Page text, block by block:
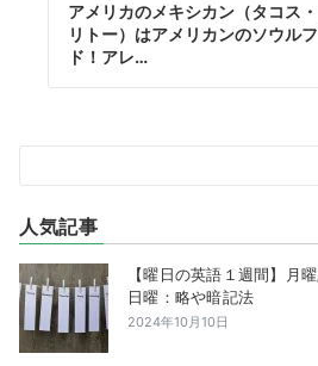
アメリカのメキシカン（タコス
リトー）はアメリカンのソウル
ド！アレ…
人気記事
【曜日の英語１週間】
日曜：略や暗記法
2024年10月10日